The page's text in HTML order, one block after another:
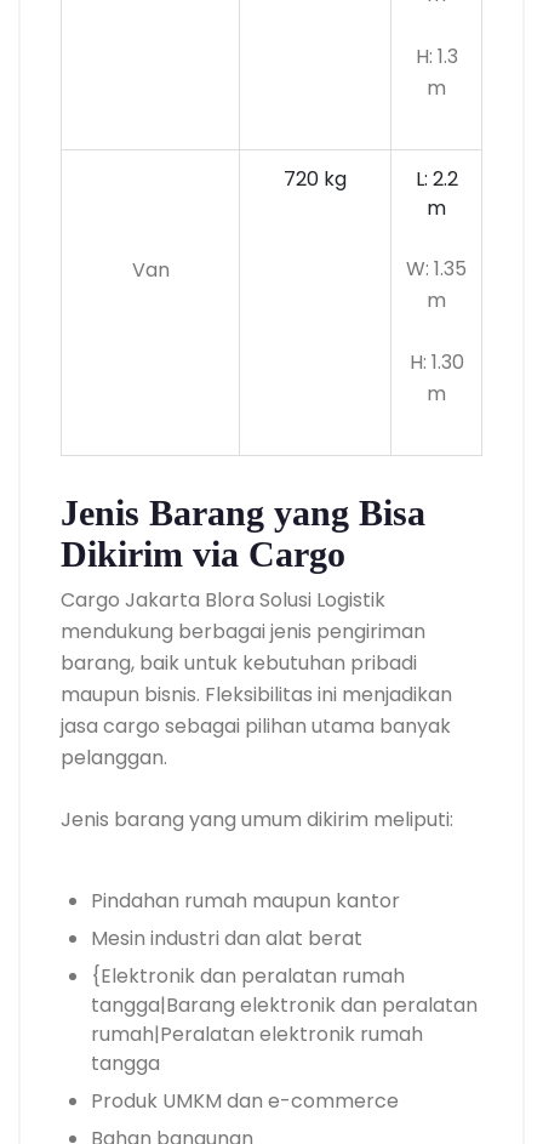
H: 1.3
m
Van
720 kg
L: 2.2
m
W: 1.35
m
H: 1.30
m
Jenis Barang yang Bisa
Dikirim via Cargo
Cargo Jakarta Blora Solusi Logistik
mendukung berbagai jenis pengiriman
barang, baik untuk kebutuhan pribadi
maupun bisnis. Fleksibilitas ini menjadikan
jasa cargo sebagai pilihan utama banyak
pelanggan.
Jenis barang yang umum dikirim meliputi:
Pindahan rumah maupun kantor
Mesin industri dan alat berat
{Elektronik dan peralatan rumah
tangga|Barang elektronik dan peralatan
rumah|Peralatan elektronik rumah
tangga
Produk UMKM dan e-commerce
Bahan bangunan